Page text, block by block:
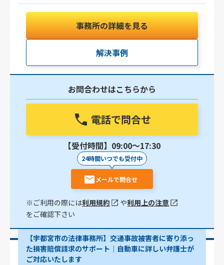
事務所の詳細を見る
解決事例
お問合わせはこちらから
電話で問合せ
【受付時間】09:00〜17:30
24時間いつでも受付中
メールで問合せ
※ご利用の際には利用規約 や利用上の注意
をご確認下さい
【宇都宮市の法律事務所】交通事故被害者に寄り添っ
た損害賠償請求のサポート｜自動車に詳しい弁護士が
ご対応いたします